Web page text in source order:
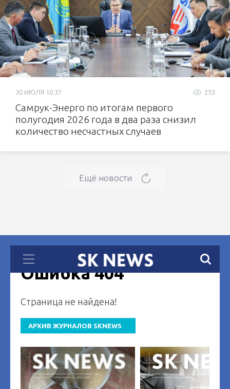
253
30 ИЮЛЯ 10:37
Самрук-Энерго по итогам первого
полугодия 2026 года в два раза снизил
количество несчастных случаев
Ещё новости